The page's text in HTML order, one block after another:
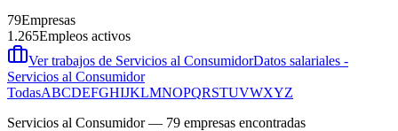
79Empresas
1.265Empleos activos
Ver trabajos de Servicios al ConsumidorDatos salariales -
Servicios al Consumidor
TodasABCDEFGHIJKLMNOPQRSTUVWXYZ
Servicios al Consumidor— 79 empresas encontradas